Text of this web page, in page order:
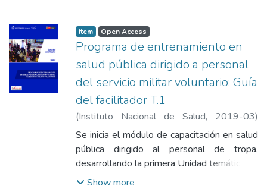
Item Open Access
Programa de entrenamiento en
salud pública dirigido a personal
del servicio militar voluntario: Guía
del facilitador T.1
(Instituto Nacional de Salud, 2019-03)
Minchan Calderón, Alicia;Vásquez León,
Blanca Gladys;Vásquez Arangoitia, Claudia
Liliana;Moreno Gutiérrez, Diamantina Lorgia
Arteaga, Norka Hilda
Se inicia el módulo de capacitación en salud
pública dirigido al personal de tropa,
desarrollando la primera Unidad temática de
Fundamentos de Salud Pública, a través de
Show more